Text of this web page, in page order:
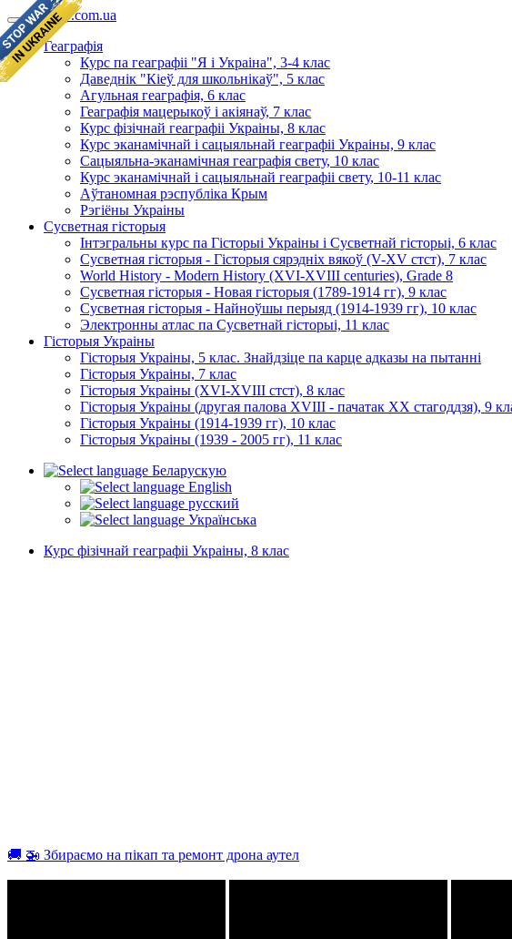
geomap.com.ua
Геаграфія
Курс па геаграфіі "Я і Украіна", 3-4 клас
Даведнік "Кіеў для школьнікаў", 5 клас
Агульная геаграфія, 6 клас
Геаграфія мацерыкоў і акіянаў, 7 клас
Курс фізічнай геаграфіі Украіны, 8 клас
Курс эканамічнай і сацыяльнай геаграфіі Украіны, 9 клас
Сацыяльна-эканамічная геаграфія свету, 10 клас
Курс эканамічнай і сацыяльнай геаграфіі свету, 10-11 клас
Аўтаномная рэспубліка Крым
Рэгіёны Украіны
Сусветная гісторыя
Інтэгральны курс па Гісторыі Украіны і Сусветнай гісторыі, 6 клас
Сусветная гісторыя - Гісторыя сярэдніх вякоў (V-XV стст), 7 клас
World History - Modern History (XVI-XVIII centuries), Grade 8
Сусветная гісторыя - Новая гісторыя (1789-1914 гг), 9 клас
Сусветная гісторыя - Найноўшы перыяд (1914-1939 гг), 10 клас
Электронны атлас па Сусветнай гісторыі, 11 клас
Гісторыя Украіны
Гісторыя Украіны, 5 клас. Знайдзіце па карце адказы на пытанні
Гісторыя Украіны, 7 клас
Гісторыя Украіны (XVI-XVIII стст), 8 клас
Гісторыя Украіны (другая палова XVIII - пачатак XX стагоддзя), 9
Гісторыя Украіны (1914-1939 гг), 10 клас
Гісторыя Украіны (1939 - 2005 гг), 11 клас
Беларускую
English
русский
Українська
Курс фізічнай геаграфіі Украіны, 8 клас
🚚 🚁 Збираємо на пікап та ремонт дрона аутел